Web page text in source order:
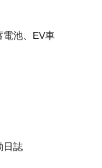
電池、EV車
日誌